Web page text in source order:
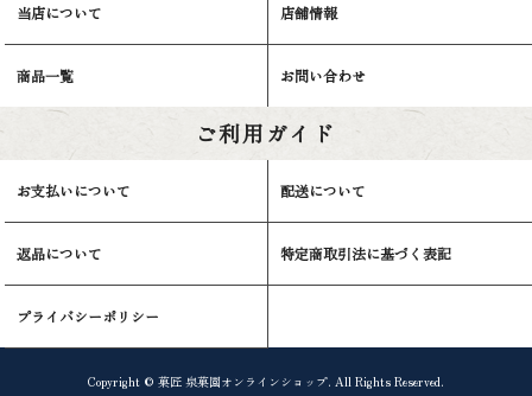
当店について 店舗情報
商品一覧 お問い合わせ
ご利用ガイド
お支払いについて 配送について
返品について 特定商取引法に基づく表記
プライバシーポリシー
Copyright © 菓匠 泉菓園オンラインショップ. All Rights Reserved.